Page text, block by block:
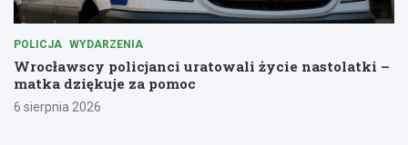
POLICJA WYDARZENIA
Wrocławscy policjanci uratowali życie nastolatki –
matka dziękuje za pomoc
6 sierpnia 2026